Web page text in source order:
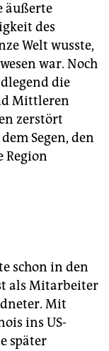
äußerte
des
Welt wusste,
war. Noch
die
Mittleren
zerstört
Segen, den
Region
schon in den
als Mitarbeiter
Mit
ins US-
später